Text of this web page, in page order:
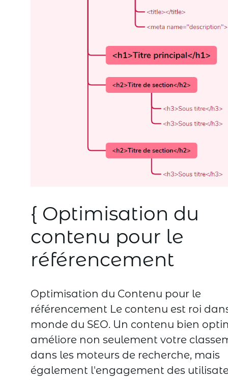
{ Optimisation du
contenu pour le
référencement
Optimisation du Contenu pour le
référencement Le contenu est roi
monde du SEO. Un contenu bien
améliore non seulement votre
dans les moteurs de recherche, mais
également l'engagement des